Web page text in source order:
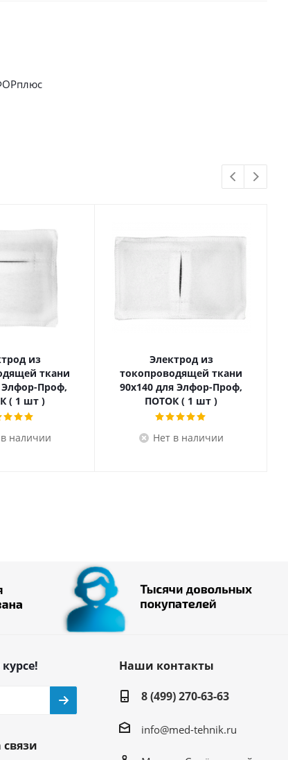
из
ткани
Элфор-Проф,
( 1 шт )
наличии
Электрод из
токопроводящей ткани
90x140 для Элфор-Проф,
ПОТОК ( 1 шт )
Нет в наличии
связи
Наши контакты
8 (499) 270-63-63
info@med-tehnik.ru